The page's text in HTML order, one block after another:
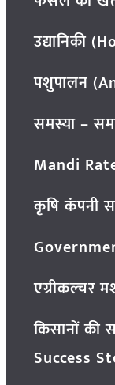
उद्यानिकी
पशुपालन
समस्या –
Mandi
कृषि कंपनी
एग्रीकल्चर
किसानों की
Success